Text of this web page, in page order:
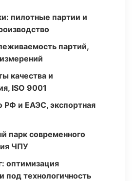
пилотные партии и
партий,
качества и
ISO 9001
РФ и ЕАЭС, экспортная
парк современного
ЧПУ
оптимизация
под технологичность